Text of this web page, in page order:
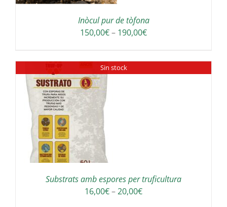
Inòcul pur de tòfona
150,00€– 190,00€Interval
Sin stock
Substrats amb espores per truficultura
16,00€–20,00€Interval